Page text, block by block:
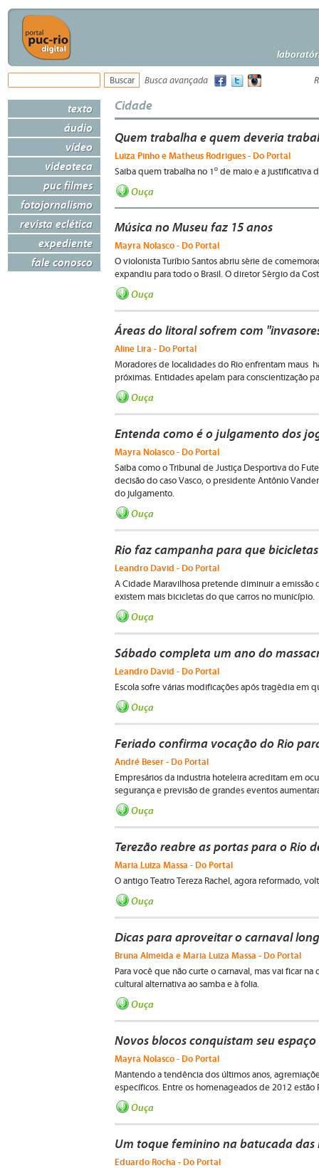
Busca avançada
texto
áudio
vídeo
videoteca
puc filmes
fotojornalismo
revista eclética
expediente
fale conosco
Cidade
Quem trabalha e quem deveria
Luiza Pinho e Matheus Rodrigues - Do Portal
Saiba quem trabalha no 1º de maio e a justificativa
Ouça
Música no Museu faz 15 anos
Mayra Nolasco - Do Portal
O violonista Turíbio Santos abriu série de
expandiu para todo o Brasil. O diretor Sérgio da
Ouça
Áreas do litoral sofrem com
Aline Lira - Do Portal
Moradores de localidades do Rio enfrentam maus
próximas. Entidades apelam para conscientização
Ouça
Entenda como é o julgamento dos
Mayra Nolasco - Do Portal
Saiba como o Tribunal de Justiça Desportiva do
decisão do caso Vasco, o presidente Antônio
do julgamento.
Ouça
Rio faz campanha para que
Leandro David - Do Portal
A Cidade Maravilhosa pretende diminuir a emissão
existem mais bicicletas do que carros no município.
Ouça
Sábado completa um ano do
Leandro David - Do Portal
Escola sofre várias modificações após tragédia em
Ouça
Feriado confirma vocação do Rio
André Beser - Do Portal
Empresários da industria hoteleira acreditam em
segurança e previsão de grandes eventos
Ouça
Terezão reabre as portas para o Rio
Maria Luiza Massa - Do Portal
O antigo Teatro Tereza Rachel, agora reformado,
Ouça
Dicas para aproveitar o carnaval
Bruna Almeida e Maria Luiza Massa - Do Portal
Para você que não curte o carnaval, mas vai ficar
cultural alternativa ao samba e à folia.
Ouça
Novos blocos conquistam seu
Mayra Nolasco - Do Portal
Mantendo a tendência dos últimos anos,
específicos. Entre os homenageados de 2012 estão
Ouça
Um toque feminino na batucada das
Eduardo Rocha - Do Portal